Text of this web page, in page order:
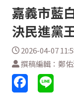
嘉義市藍
決民進黨
2026-04-07
撰稿編輯：鄭